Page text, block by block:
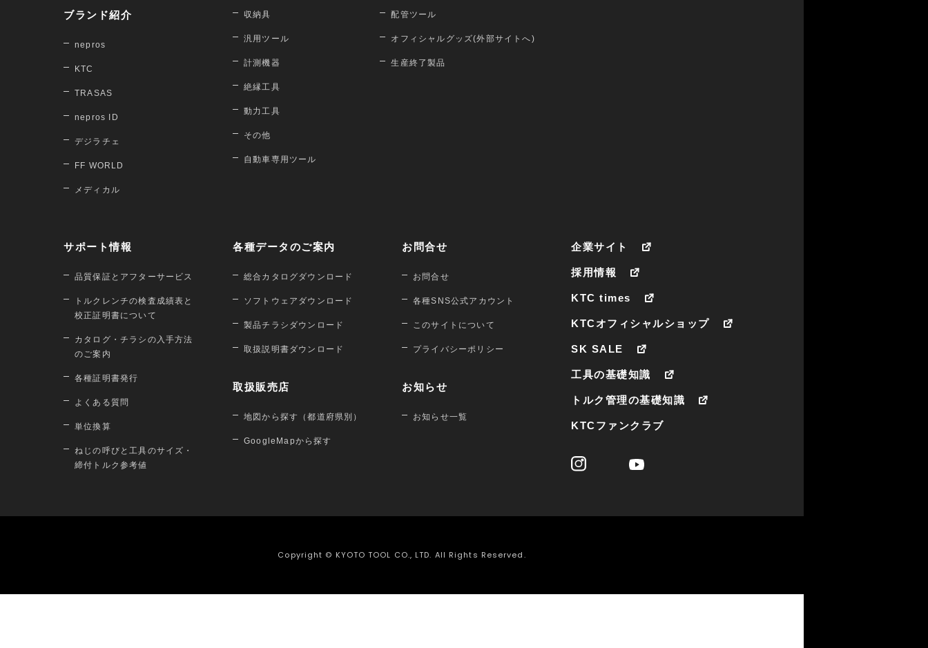
ブランド紹介
nepros
KTC
TRASAS
nepros ID
デジラチェ
FF WORLD
メディカル
収納具
汎用ツール
計測機器
絶縁工具
動力工具
その他
自動車専用ツール
配管ツール
オフィシャルグッズ(外部サイトへ)
生産終了製品
サポート情報
品質保証とアフターサービス
トルクレンチの検査成績表と
校正証明書について
カタログ・チラシの入手方法
のご案内
各種証明書発行
よくある質問
単位換算
ねじの呼びと工具のサイズ・
締付トルク参考値
各種データのご案内
総合カタログダウンロード
ソフトウェアダウンロード
製品チラシダウンロード
取扱説明書ダウンロード
取扱販売店
地図から探す（都道府県別）
GoogleMapから探す
お問合せ
お問合せ
各種SNS公式アカウント
このサイトについて
プライバシーポリシー
お知らせ
お知らせ一覧
企業サイト
採用情報
KTC times
KTCオフィシャルショップ
SK SALE
工具の基礎知識
トルク管理の基礎知識
KTCファンクラブ
Copyright © KYOTO TOOL CO., LTD. All Rights Reserved.